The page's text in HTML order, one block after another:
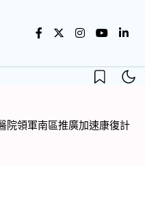
領軍南區推廣加速康復計